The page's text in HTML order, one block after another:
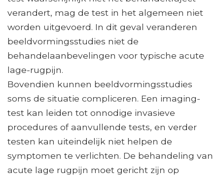
verandert, mag de test in het algemeen niet
worden uitgevoerd. In dit geval veranderen
beeldvormingsstudies niet de
behandelaanbevelingen voor typische acute
lage-rugpijn.
Bovendien kunnen beeldvormingsstudies
soms de situatie compliceren. Een imaging-
test kan leiden tot onnodige invasieve
procedures of aanvullende tests, en verder
testen kan uiteindelijk niet helpen de
symptomen te verlichten. De behandeling van
acute lage rugpijn moet gericht zijn op